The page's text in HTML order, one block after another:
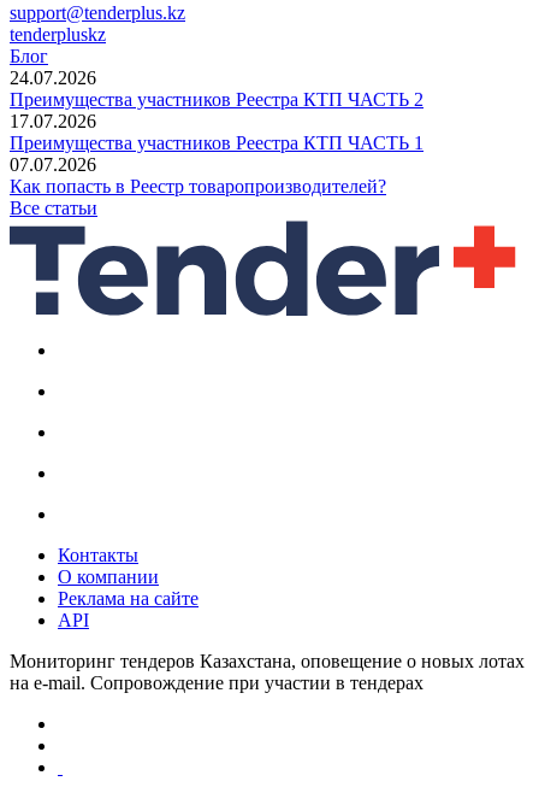
support@tenderplus.kz
tenderpluskz
Блог
24.07.2026
Преимущества участников Реестра КТП ЧАСТЬ 2
17.07.2026
Преимущества участников Реестра КТП ЧАСТЬ 1
07.07.2026
Как попасть в Реестр товаропроизводителей?
Все статьи
Контакты
О компании
Реклама на сайте
API
Мониторинг тендеров Казахстана, оповещение о новых лотах
на e-mail. Сопровождение при участии в тендерах